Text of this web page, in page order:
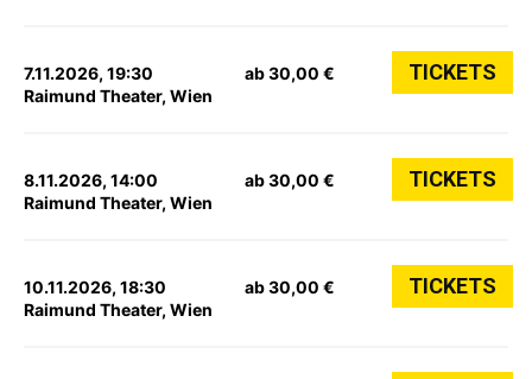
7.11.2026, 19:30
Raimund Theater, Wien
ab 30,00 € TICKETS
8.11.2026, 14:00
Raimund Theater, Wien
ab 30,00 € TICKETS
10.11.2026, 18:30
Raimund Theater, Wien
ab 30,00 € TICKETS